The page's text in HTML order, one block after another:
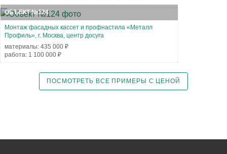
ОБЪЕКТ №124
Монтаж фасадных кассет и профнастила «Металл
Профиль», г. Москва, центр досуга
материалы: 435 000 ₽
работа: 1 100 000 ₽
ПОСМОТРЕТЬ ВСЕ ПРИМЕРЫ С ЦЕНОЙ